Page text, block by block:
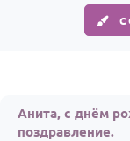
Анита, с днём
поздравление.